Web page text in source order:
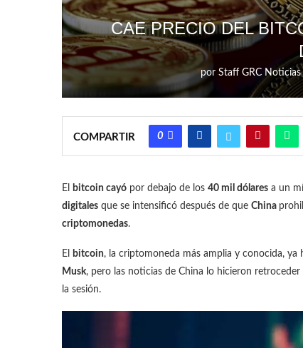
CAE PRECIO DEL
por Staff GRC Noticias
COMPARTIR 0
El bitcoin cayó por debajo de los 40 mil dólares a un
digitales que se intensificó después de que China
criptomonedas.
El bitcoin, la criptomoneda más amplia y conocida, ya
Musk, pero las noticias de China lo hicieron retroceder
la sesión.